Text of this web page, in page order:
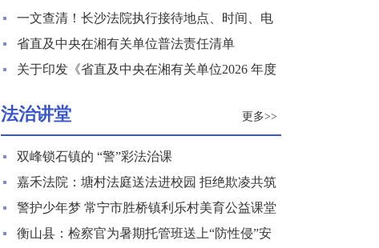
复核结果公示
一文查清！长沙法院执行接待地点、时间、电
话来了
省直及中央在湘有关单位普法责任清单
关于印发《省直及中央在湘有关单位2026 年度
法治讲堂 更多>>
双峰锁石镇的 “警”彩法治课
嘉禾法院：塘村法庭送法进校园 拒绝欺凌共筑
和谐校园
警护少年梦 常宁市胜桥镇利乐村美育公益课堂
再度开课
衡山县：检察官为暑期托管班送上“防性侵”安